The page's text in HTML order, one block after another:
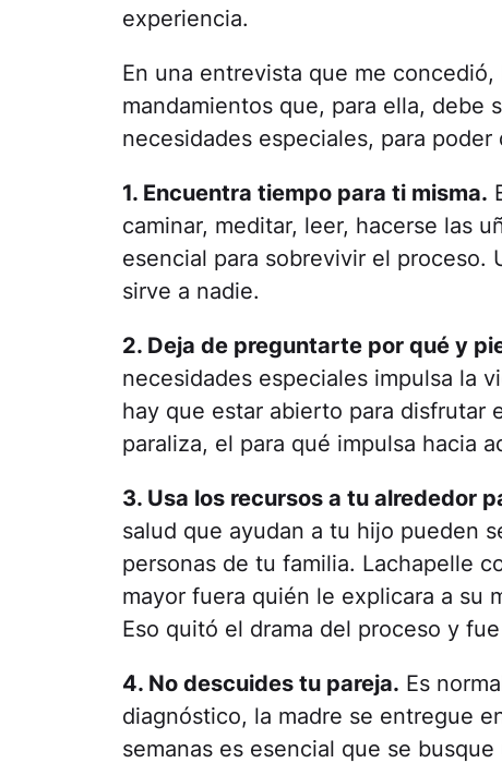
experiencia.
En una entrevista que me
mandamientos que, para ella, debe
necesidades especiales, para
1. Encuentra tiempo para ti misma.
caminar, meditar, leer, hacerse las
esencial para sobrevivir el proceso.
sirve a nadie.
2. Deja de preguntarte por qué y
necesidades especiales impulsa la
hay que estar abierto para disfrutar
paraliza, el para qué impulsa hacia
3. Usa los recursos a tu alrededor
salud que ayudan a tu hijo pueden
personas de tu familia. Lachapelle
mayor fuera quién le explicara a su
Eso quitó el drama del proceso y
4. No descuides tu pareja. Es
diagnóstico, la madre se entregue
semanas es esencial que se